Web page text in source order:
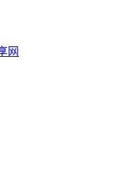
网